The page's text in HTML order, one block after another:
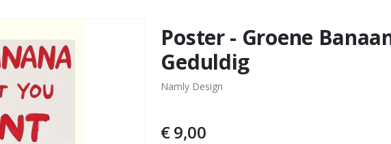
Poster - Groene
Geduldig
Namly Design
€ 9,00